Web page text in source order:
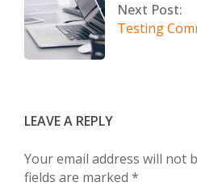
Next Post:
Testing
LEAVE A REPLY
Your email address will not
fields are marked *